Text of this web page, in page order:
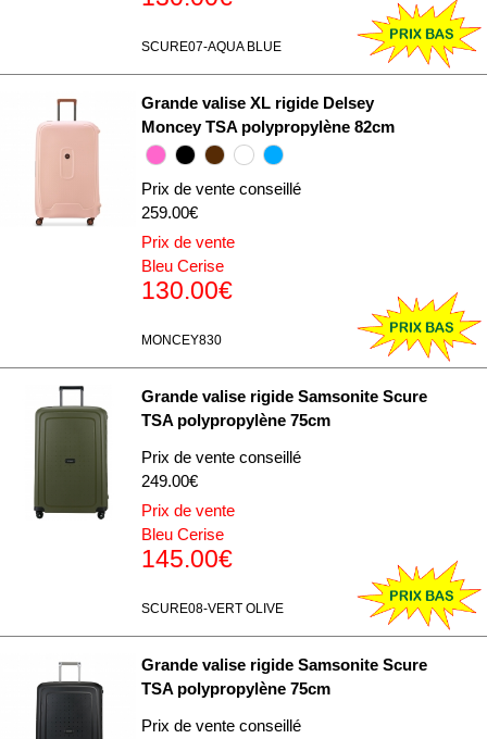
Les cookies nous permettent de personnaliser le contenu
et les annonces, d'offrir des fonctionnalités relatives aux
notre site avec nos partenaires de médias sociaux, de
publicité et d'analyse, qui peuvent combiner celles-ci
avec d'autres informations que vous leur avez fournies
ou qu'ils ont collectées lors de votre utilisation de leurs
services.
SCURE07-AQUA BLUE
Grande valise XL rigide Delsey
Moncey TSA polypropylène 82cm
Prix de vente conseillé
259.00€
Prix de vente
Bleu Cerise
130.00€
MONCEY830
Grande valise rigide Samsonite Scure
TSA polypropylène 75cm
Prix de vente conseillé
249.00€
Prix de vente
Bleu Cerise
145.00€
SCURE08-VERT OLIVE
Grande valise rigide Samsonite Scure
TSA polypropylène 75cm
Prix de vente conseillé